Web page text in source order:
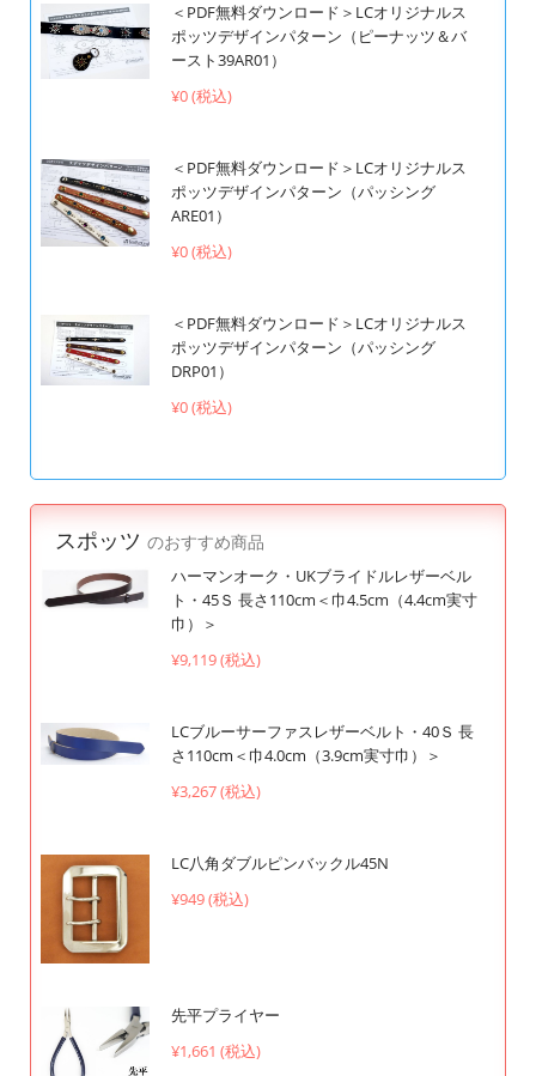
＜PDF無料ダウンロード＞LCオリジナルス
ポッツデザインパターン（ピーナッツ＆バ
ースト39AR01）
¥0 (税込)
＜PDF無料ダウンロード＞LCオリジナルス
ポッツデザインパターン（パッシング
ARE01）
¥0 (税込)
＜PDF無料ダウンロード＞LCオリジナルス
ポッツデザインパターン（パッシング
DRP01）
¥0 (税込)
スポッツ のおすすめ商品
ハーマンオーク・UKブライドルレザーベル
ト・45Ｓ 長さ110cm＜巾4.5cm（4.4cm実寸
巾）＞
¥9,119 (税込)
LCブルーサーファスレザーベルト・40Ｓ 長
さ110cm＜巾4.0cm（3.9cm実寸巾）＞
¥3,267 (税込)
LC八角ダブルピンバックル45N
¥949 (税込)
先平プライヤー
¥1,661 (税込)